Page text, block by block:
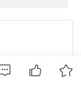
分钟，生活方